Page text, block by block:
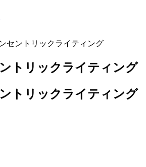
セントリックライティング
トリックライティング
トリックライティング